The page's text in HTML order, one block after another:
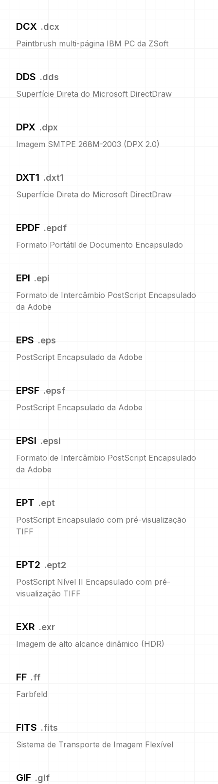
DCX .dcx
Paintbrush multi-página IBM PC da ZSoft
DDS .dds
Superfície Direta do Microsoft DirectDraw
DPX .dpx
Imagem SMTPE 268M-2003 (DPX 2.0)
DXT1 .dxt1
Superfície Direta do Microsoft DirectDraw
EPDF .epdf
Formato Portátil de Documento Encapsulado
EPI .epi
Formato de Intercâmbio PostScript Encapsulado
da Adobe
EPS .eps
PostScript Encapsulado da Adobe
EPSF .epsf
PostScript Encapsulado da Adobe
EPSI .epsi
Formato de Intercâmbio PostScript Encapsulado
da Adobe
EPT .ept
PostScript Encapsulado com pré-visualização
TIFF
EPT2 .ept2
PostScript Nível II Encapsulado com pré-
visualização TIFF
EXR .exr
Imagem de alto alcance dinâmico (HDR)
FF .ff
Farbfeld
FITS .fits
Sistema de Transporte de Imagem Flexível
GIF .gif